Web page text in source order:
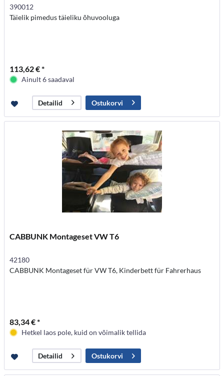
390012
Täielik pimedus täieliku õhuvooluga
113,62 € *
Ainult 6 saadaval
Detailid Ostukorvi
CABBUNK Montageset VW T6
42180
CABBUNK Montageset für VW T6, Kinderbett für Fahrerhaus
83,34 € *
Hetkel laos pole, kuid on võimalik tellida
Detailid Ostukorvi